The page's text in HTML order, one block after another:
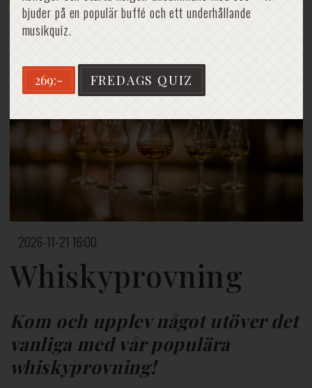
bjuder på en populär buffé och ett underhållande
musikquiz.
269:- FREDAGS QUIZ
2026-11-21 16:00
Whiskyprovning
Kom och upplev något utöver det
vanliga med vår populära
whiskyprovning!